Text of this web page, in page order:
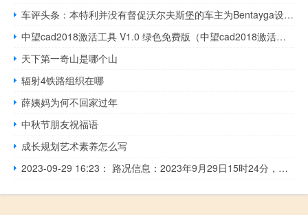
车评头条：本特利并没有督促沃尔夫斯堡的车主为Bentayga设计巨型柴油
中望cad2018激活工具 V1.0 绿色免费版（中望cad2018激活工具 V1.0 绿色免费版功能简介）
天下第一奇山是哪个山
辐射4铁路组织在哪
薛姨妈为何不回家过年
中秋节朋友祝福语
成长规划艺术素养怎么写
2023-09-29 16:23： 路况信息：2023年9月29日15时24分，武深高速炎汝段船形收费站附近以南K528处南往北因车流量大造成交通通行缓慢，至16时20分已恢复正常通行。 ​​​